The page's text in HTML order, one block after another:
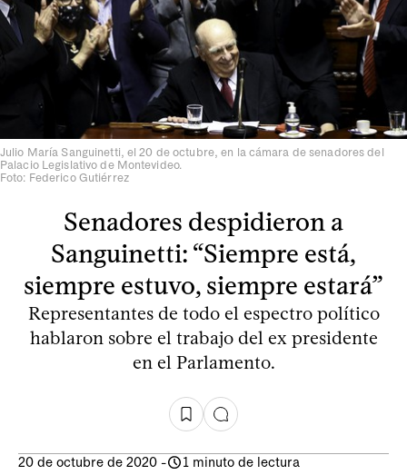
Julio María Sanguinetti, el 20 de octubre, en la cámara de senadores del
Palacio Legislativo de Montevideo.
Foto: Federico Gutiérrez
Senadores despidieron a
Sanguinetti: “Siempre está,
siempre estuvo, siempre estará”
Representantes de todo el espectro político
hablaron sobre el trabajo del ex presidente
en el Parlamento.
20 de octubre de 2020 - 1 minuto de lectura